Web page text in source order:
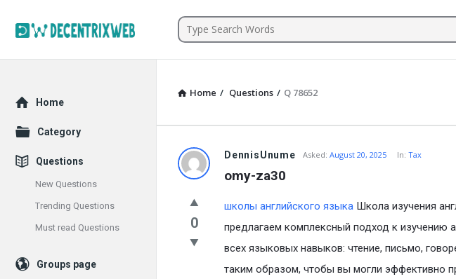
Community
Home / Questions / Q 78652
DennisUnume Asked: August 20, 2025 In: Tax
omy-za30
0
школы английского языка Школа изучения
предлагаем комплексный подход к изучению
всех языковых навыков: чтение, письмо,
таким образом, чтобы вы могли эффективно
Explore
Home
Category
Questions
New Questions
Trending Questions
Must read Questions
Groups page